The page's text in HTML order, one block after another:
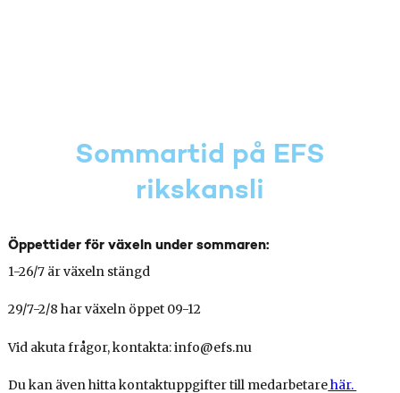
Sommartid på EFS
rikskansli
Öppettider för växeln under sommaren:
1-26/7 är växeln stängd
29/7-2/8 har växeln öppet 09-12
Vid akuta frågor, kontakta: info@efs.nu
Du kan även hitta kontaktuppgifter till medarbetarehär.